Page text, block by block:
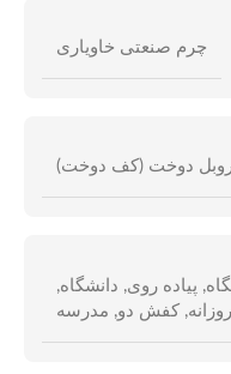
چرم صنعتی خاویاری
دوخت (کف دوخت)
, پیاده روی, دانشگاه,
روزانه, کفش دو, مدرسه